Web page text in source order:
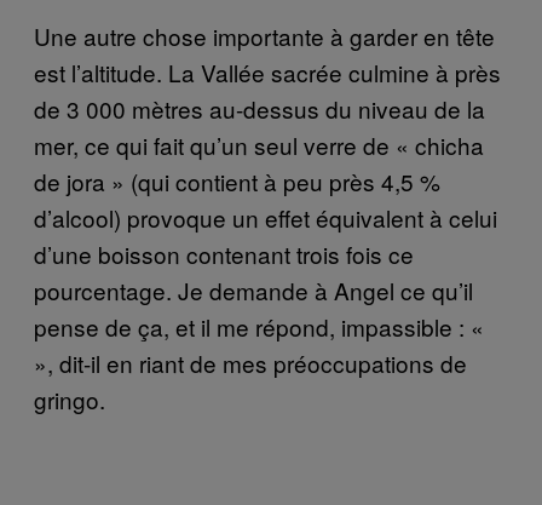
Une autre chose importante à garder en tête
est l’altitude. La Vallée sacrée culmine à près
de 3 000 mètres au-dessus du niveau de la
mer, ce qui fait qu’un seul verre de « chicha
de jora » (qui contient à peu près 4,5 %
d’alcool) provoque un effet équivalent à celui
d’une boisson contenant trois fois ce
pourcentage. Je demande à Angel ce qu’il
pense de ça, et il me répond, impassible : «
», dit-il en riant de mes préoccupations de
gringo.